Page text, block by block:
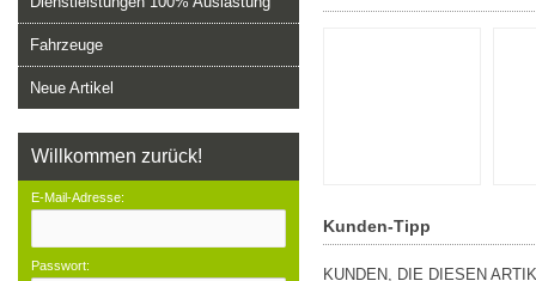
Fahrzeuge
Neue Artikel
Willkommen zurück!
E-Mail-Adresse:
Passwort:
Kunden-Tipp
KUNDEN, DIE DIESEN